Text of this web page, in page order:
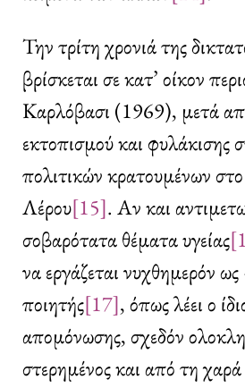
Την τρίτη χρονιά της
βρίσκεται σε κατ’ οίκον
Καρλόβασι (1969), μετά
εκτοπισμού και φυλάκισης
πολιτικών κρατουμένων
Λέρου[15]. Αν και
σοβαρότατα θέματα υγείας
να εργάζεται νυχθημερόν
ποιητής[17], όπως λέει ο
απομόνωσης, σχεδόν
στερημένος και από τη